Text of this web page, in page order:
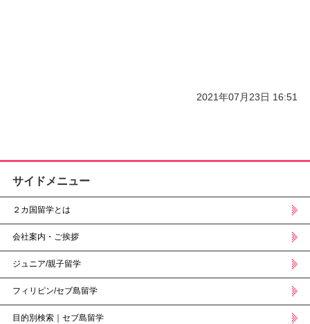
2021年07月23日 16:51
サイドメニュー
２カ国留学とは
会社案内・ご挨拶
ジュニア/親子留学
フィリピン/セブ島留学
目的別検索｜セブ島留学